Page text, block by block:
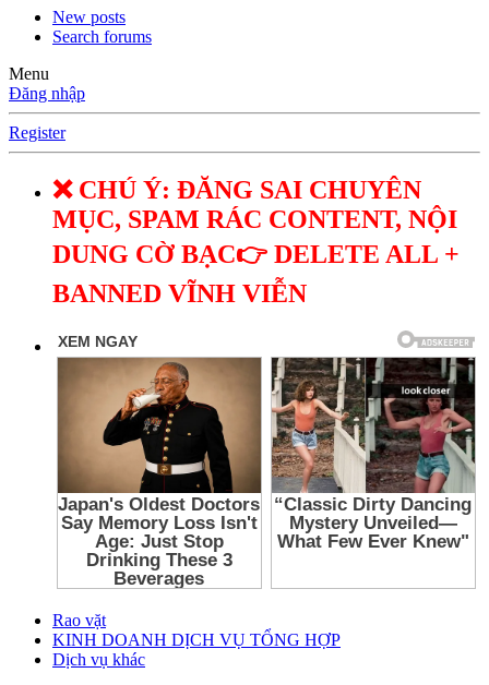
New posts
Search forums
Menu
Đăng nhập
Register
❌ CHÚ Ý: ĐĂNG SAI CHUYÊN
MỤC, SPAM RÁC CONTENT, NỘI
DUNG CỜ BẠC👉 DELETE ALL +
BANNED VĨNH VIỄN
Rao vặt
KINH DOANH DỊCH VỤ TỔNG HỢP
Dịch vụ khác